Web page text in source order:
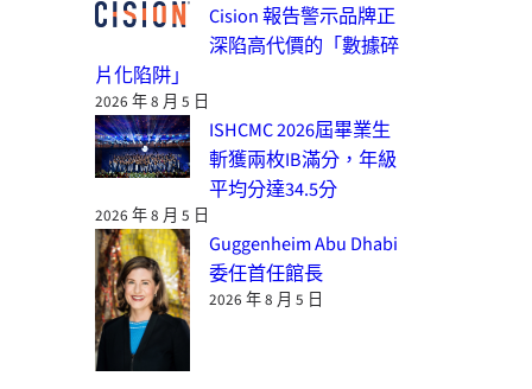
Cision 報告警示品牌正
深陷高代價的「數據碎
片化陷阱」
2026 年 8 月 5 日
ISHCMC 2026屆畢業生
斬獲兩枚IB滿分，年級
平均分達34.5分
2026 年 8 月 5 日
Guggenheim Abu Dhabi
委任首任館長
2026 年 8 月 5 日